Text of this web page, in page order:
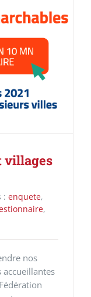
villages
: enquete,
,
nos